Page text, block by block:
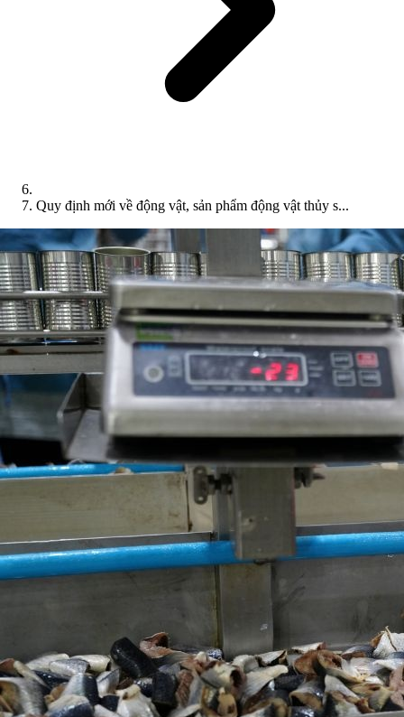
Quy định mới về động vật, sản phẩm động vật thủy s...